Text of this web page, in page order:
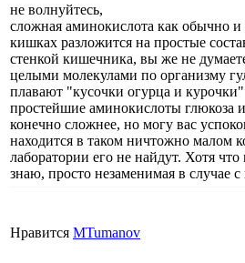
не волнуйтесь,
сложная аминокислота как обычно
кишках разложится на простые
стенкой кишечника, вы же не
целыми молекулами по организму
плавают "кусочки огурца и
простейшие аминокислоты глюкоза
конечно сложнее, но могу вас
находится в таком ничтожно малом
лаборатории его не найдут. Хотя что
знаю, просто незаменимая в случае
Нравится MTumanov